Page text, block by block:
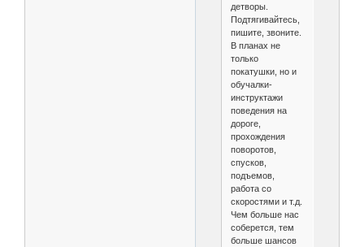
детворы.
Подтягивайтесь,
пишите, звоните.
В планах не
только
покатушки, но и
обучалки-
инструктажи
поведения на
дороге,
прохождения
поворотов,
спусков,
подъемов,
работа со
скоростями и т.д.
Чем больше нас
соберется, тем
больше шансов